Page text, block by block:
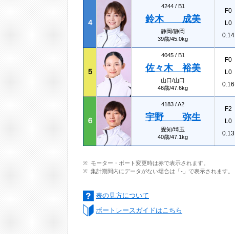
４
4244 / B1
鈴木 成美
静岡/静岡
39歳/45.0kg
F0
L0
0.14
５
4045 / B1
佐々木 裕美
山口/山口
46歳/47.6kg
F0
L0
0.16
６
4183 /A2
宇野 弥生
愛知/埼玉
40歳/47.1kg
F2
L0
0.13
モーター・ボート変更時は赤で表示されます。
集計期間内にデータがない場合は「-」で表示されます。
表の見方について
ボートレースガイドはこちら